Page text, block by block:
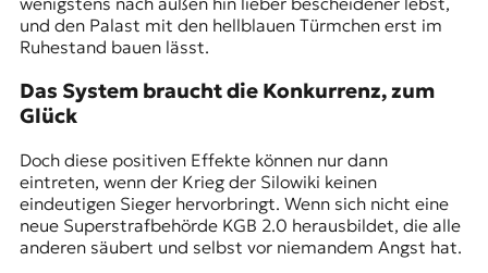
und den Palast mit den hellblauen Türmchen erst im
Ruhestand bauen lässt.
Das System braucht die Konkurrenz, zum
Glück
Doch diese positiven Effekte können nur dann
eintreten, wenn der Krieg der Silowiki keinen
eindeutigen Sieger hervorbringt. Wenn sich nicht eine
neue Superstrafbehörde KGB 2.0 herausbildet, die alle
anderen säubert und selbst vor niemandem Angst hat.